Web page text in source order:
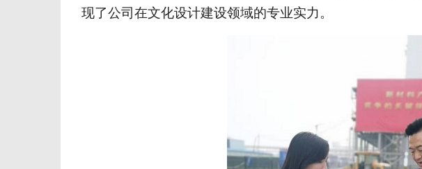
现了公司在文化设计建设领域的专业实力。